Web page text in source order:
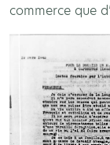
commerce que